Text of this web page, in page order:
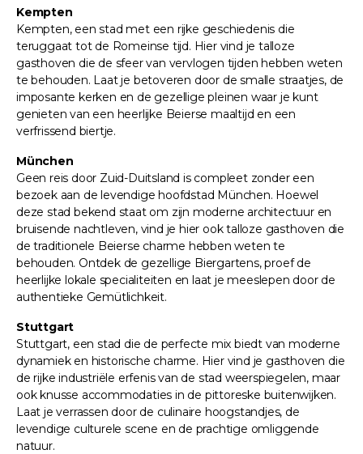
Kempten
Kempten, een stad met een rijke geschiedenis die
teruggaat tot de Romeinse tijd. Hier vind je talloze
gasthoven die de sfeer van vervlogen tijden hebben weten
te behouden. Laat je betoveren door de smalle straatjes, de
imposante kerken en de gezellige pleinen waar je kunt
genieten van een heerlijke Beierse maaltijd en een
verfrissend biertje.
München
Geen reis door Zuid-Duitsland is compleet zonder een
bezoek aan de levendige hoofdstad München. Hoewel
deze stad bekend staat om zijn moderne architectuur en
bruisende nachtleven, vind je hier ook talloze gasthoven die
de traditionele Beierse charme hebben weten te
behouden. Ontdek de gezellige Biergartens, proef de
heerlijke lokale specialiteiten en laat je meeslepen door de
authentieke Gemütlichkeit.
Stuttgart
Stuttgart, een stad die de perfecte mix biedt van moderne
dynamiek en historische charme. Hier vind je gasthoven die
de rijke industriële erfenis van de stad weerspiegelen, maar
ook knusse accommodaties in de pittoreske buitenwijken.
Laat je verrassen door de culinaire hoogstandjes, de
levendige culturele scene en de prachtige omliggende
natuur.